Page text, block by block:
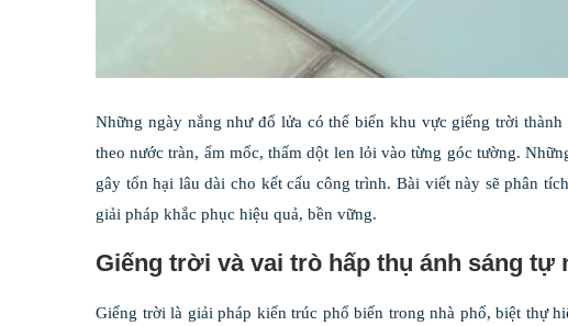
Những ngày nắng như đổ lửa có thể biến khu vực giếng trời
theo nước tràn, ẩm mốc, thấm dột len lỏi vào từng góc tường.
gây tổn hại lâu dài cho kết cấu công trình. Bài viết này sẽ phân
giải pháp khắc phục hiệu quả, bền vững.
Giếng trời và vai trò hấp thụ ánh sáng tự
Giếng trời là giải pháp kiến trúc phổ biến trong nhà phố, biệt thự